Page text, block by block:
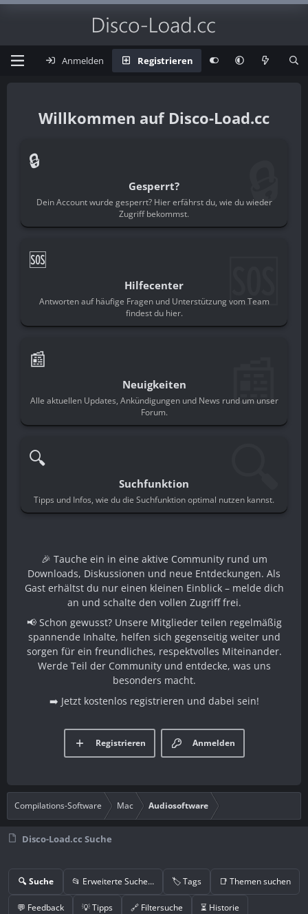
Anmelden Registrieren
Disco-Load.cc
🔒
Gesperrt?
Dein Account wurde gesperrt? Hier erfährst du, wie du wieder
Zugriff bekommst.
🔒
🆘
Hilfecenter
Antworten auf häufige Fragen und Unterstützung vom Team
findest du hier.
🆘
📰
Neuigkeiten
Alle aktuellen Updates, Ankündigungen und News rund um unser
Forum.
📰
🔍
Suchfunktion
Tipps und Infos, wie du die Suchfunktion optimal nutzen kannst.
🎉 Tauche ein in eine aktive Community rund um
Downloads, Diskussionen und neue Entdeckungen. Als
Gast erhältst du nur einen kleinen Einblick – melde dich
an und schalte den vollen Zugriff frei.
📢 Schon gewusst? Unsere Mitglieder teilen regelmäßig
spannende Inhalte, helfen sich gegenseitig weiter und
sorgen für ein freundliches, respektvolles Miteinander.
Werde Teil der Community und entdecke, was uns
besonders macht.
➡️ Jetzt kostenlos registrieren und dabei sein!
Anmelden
Registrieren
Compilations-Software Mac Audiosoftware
Disco-Load.cc Suche
🔍 Suche 📂 Erweiterte Suche… 🏷️ Tags 📑 Themen suchen
💬 Feedback 💡 Tipps 🔗 Filtersuche ⏳ Historie